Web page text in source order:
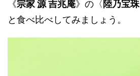
《宗家 源 吉兆庵》の〈陸乃宝珠
と食べ比べしてみましょう。